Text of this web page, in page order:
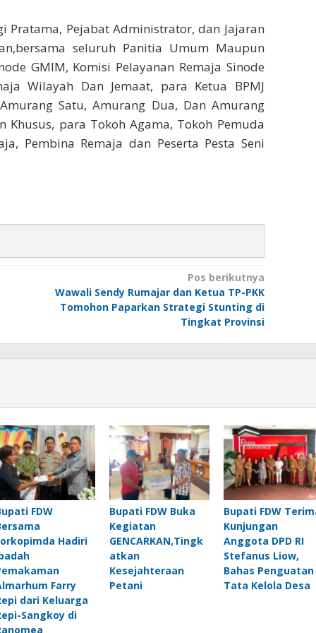
Pejabat Administrator, dan Jajaran
seluruh Panitia Umum Maupun
GMIM, Komisi Pelayanan Remaja Sinode
Wilayah Dan Jemaat, para Ketua BPMJ
Satu, Amurang Dua, Dan Amurang
Khusus, para Tokoh Agama, Tokoh Pemuda
Pembina Remaja dan Peserta Pesta Seni
Pos berikutnya
Wawali Sendy Rumajar dan Ketua TP-PKK
Tomohon Paparkan Strategi Stunting di
Tingkat Provinsi
FDW
Hadiri
Farry
dari Keluarga
Sangkoy di
Bupati FDW Buka
Kegiatan
GENCARKAN,Tingk
atkan
Kesejahteraan
Petani
Bupati FDW
Kunjungan
Anggota DPD RI
Stefanus Liow,
Bahas Penguatan
Tata Kelola Desa